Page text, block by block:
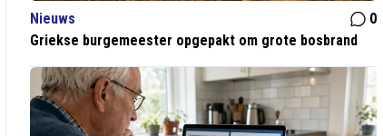
Nieuws
0
Griekse burgemeester opgepakt om grote bosbrand